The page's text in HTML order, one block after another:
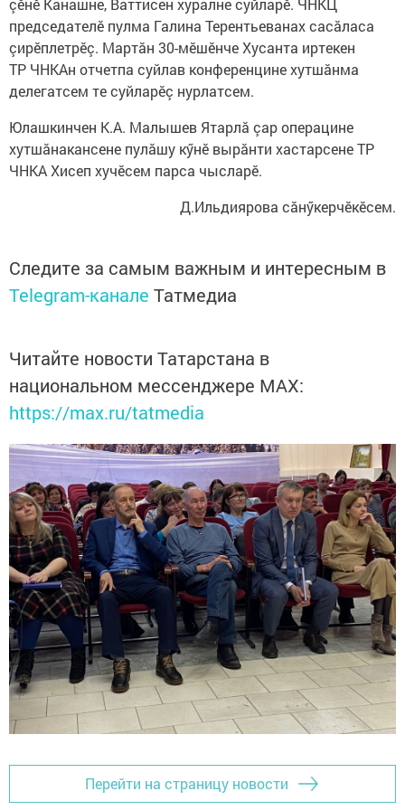
председателӗ пулма Галина Терентьеванах сасăласа
çирӗплетрӗç. Мартăн 30-мӗшӗнче Хусанта иртекен
ТР ЧНКАн отчетпа суйлав конференцине хутшăнма
делегатсем те суйларӗç нурлатсем.
Юлашкинчен К.А. Малышев Ятарлă çар операцине
хутшăнакансене пулăшу кӳнӗ вырăнти хастарсене ТР
ЧНКА Хисеп хучӗсем парса чысларӗ.
Д.Ильдиярова сăнӳкерчӗкӗсем.
Следите за самым важным и интересным в
Telegram-канале Татмедиа
Читайте новости Татарстана в
национальном мессенджере MАХ:
https://max.ru/tatmedia
Перейти на страницу новости